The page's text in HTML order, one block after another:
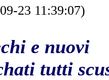
23 11:39:07)
e nuovi
tutti